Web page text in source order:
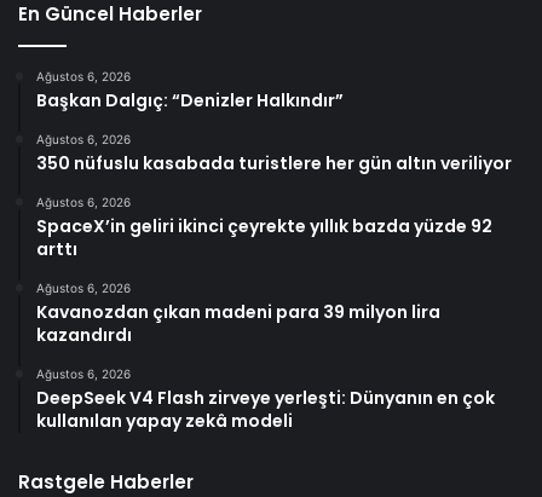
En Güncel Haberler
Ağustos 6, 2026
Başkan Dalgıç: “Denizler Halkındır”
Ağustos 6, 2026
350 nüfuslu kasabada turistlere her gün altın veriliyor
Ağustos 6, 2026
SpaceX’in geliri ikinci çeyrekte yıllık bazda yüzde 92
arttı
Ağustos 6, 2026
Kavanozdan çıkan madeni para 39 milyon lira
kazandırdı
Ağustos 6, 2026
DeepSeek V4 Flash zirveye yerleşti: Dünyanın en çok
kullanılan yapay zekâ modeli
Rastgele Haberler